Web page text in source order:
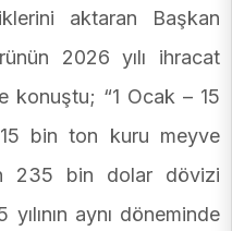
aktaran Başkan
2026 yılı ihracat
konuştu; “1 Ocak – 15
bin ton kuru meyve
235 bin dolar dövizi
aynı döneminde